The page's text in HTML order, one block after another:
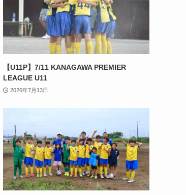
【U11P】7/11 KANAGAWA PREMIER
LEAGUE U11
2026年7月13日